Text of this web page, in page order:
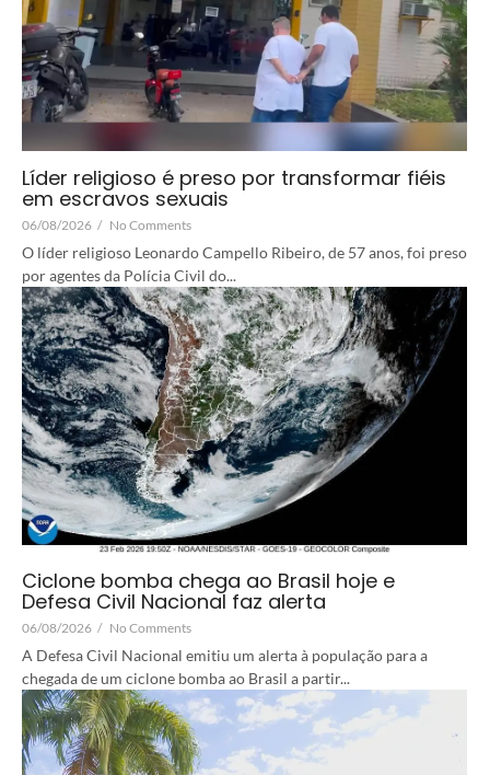
Líder religioso é preso por transformar fiéis
em escravos sexuais
06/08/2026 / No Comments
O líder religioso Leonardo Campello Ribeiro, de 57 anos, foi preso
por agentes da Polícia Civil do...
Ciclone bomba chega ao Brasil hoje e
Defesa Civil Nacional faz alerta
06/08/2026 / No Comments
A Defesa Civil Nacional emitiu um alerta à população para a
chegada de um ciclone bomba ao Brasil a partir...